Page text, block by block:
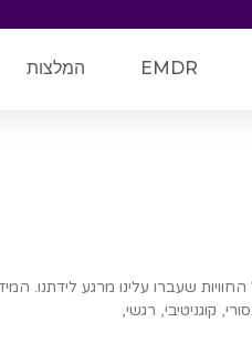
EMDR המלצות
שעברו עלינו מרגע לידתנו.
קוגניטיבי, רגשי,